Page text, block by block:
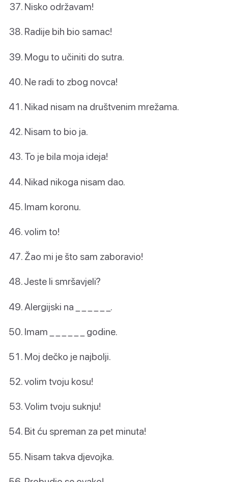
Nisko održavam!
Radije bih bio samac!
Mogu to učiniti do sutra.
Ne radi to zbog novca!
Nikad nisam na društvenim mrežama.
Nisam to bio ja.
To je bila moja ideja!
Nikad nikoga nisam dao.
Imam koronu.
volim to!
Žao mi je što sam zaboravio!
Jeste li smršavjeli?
Alergijski na _ _ _ _ _ _.
Imam _ _ _ _ _ _ godine.
Moj dečko je najbolji.
volim tvoju kosu!
Volim tvoju suknju!
Bit ću spreman za pet minuta!
Nisam takva djevojka.